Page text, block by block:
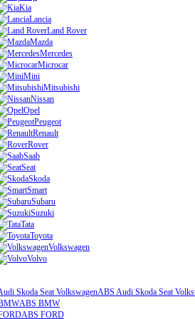
Kia
Lancia
Land Rover
Mazda
Mercedes
Microcar
Mini
Mitsubishi
Nissan
Opel
Peugeot
Renault
Rover
Saab
Seat
Skoda
Smart
Subaru
Suzuki
Tata
Toyota
Volkswagen
Volvo
ABS Audi Skoda Seat
ABS BMW
ABS FORD